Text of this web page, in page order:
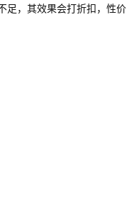
足，其效果会打折扣，性价